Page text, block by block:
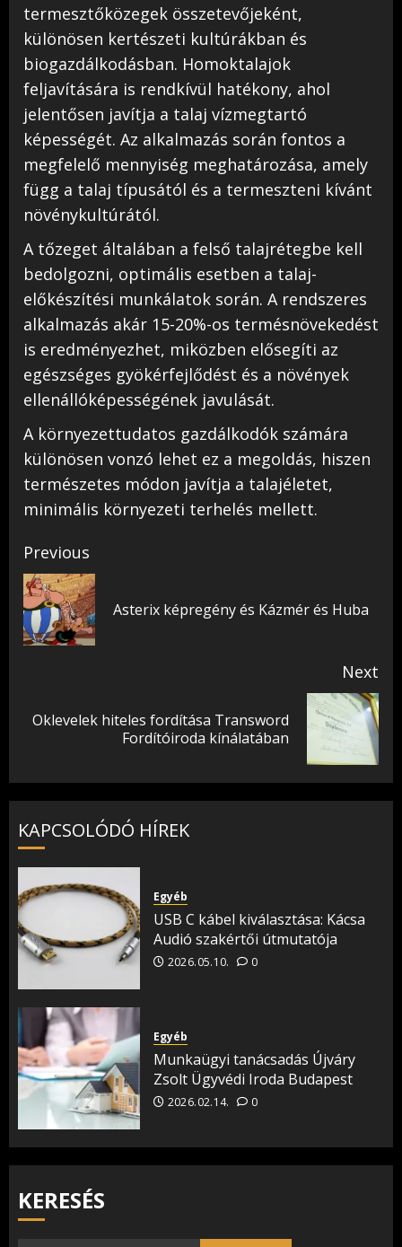
termesztőközegek összetevőjeként,
különösen kertészeti kultúrákban és
biogazdálkodásban. Homoktalajok
feljavítására is rendkívül hatékony, ahol
jelentősen javítja a talaj vízmegtartó
képességét. Az alkalmazás során fontos a
megfelelő mennyiség meghatározása, amely
függ a talaj típusától és a termeszteni kívánt
növénykultúrától.
A tőzeget általában a felső talajrétegbe kell
bedolgozni, optimális esetben a talaj-
előkészítési munkálatok során. A rendszeres
alkalmazás akár 15-20%-os termésnövekedést
is eredményezhet, miközben elősegíti az
egészséges gyökérfejlődést és a növények
ellenállóképességének javulását.
A környezettudatos gazdálkodók számára
különösen vonzó lehet ez a megoldás, hiszen
természetes módon javítja a talajéletet,
minimális környezeti terhelés mellett.
Post
navigation
Previous
Asterix képregény és Kázmér és Huba
Next
Next
Oklevelek hiteles fordítása Transword
Fordítóiroda kínálatában
KAPCSOLÓDÓ HÍREK
Egyéb
USB C kábel kiválasztása: Kácsa
Audió szakértői útmutatója
2026.05.10. 0
Egyéb
Munkaügyi tanácsadás Újváry
Zsolt Ügyvédi Iroda Budapest
2026.02.14. 0
KERESÉS